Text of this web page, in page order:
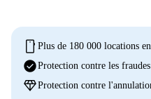
mobile Plus de 180 000 locations
check_circleProtection contre les fraudes
diamondProtection contre